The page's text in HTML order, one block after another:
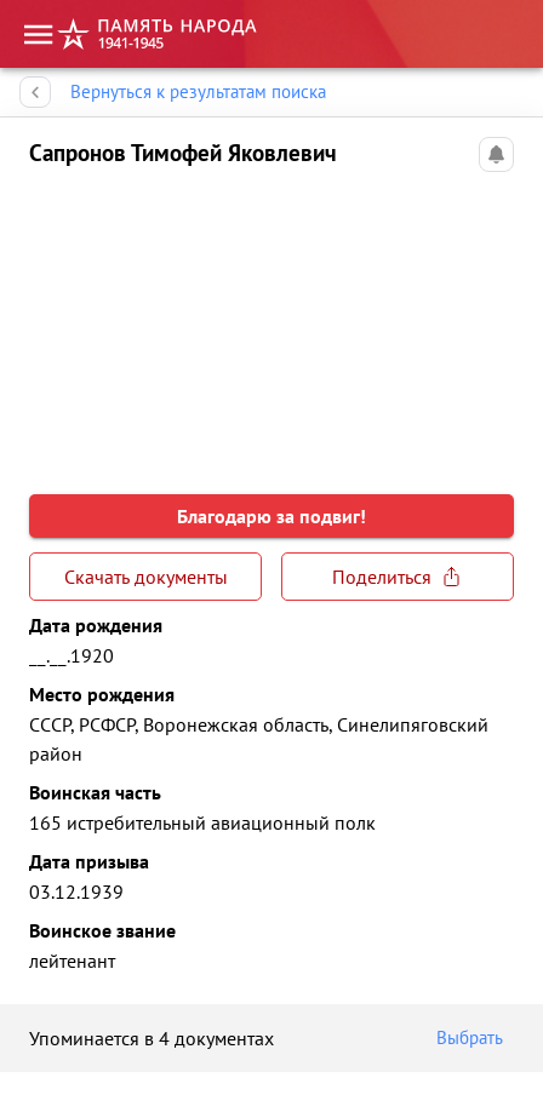
Вернуться к результатам поиска
Сапронов Тимофей Яковлевич
Благодарю за подвиг!
Скачать документы
Поделиться
Дата рождения
__.__.1920
Место рождения
СССР, РСФСР, Воронежская область, Синелипяговский
район
Воинская часть
165 истребительный авиационный полк
Дата призыва
03.12.1939
Воинское звание
лейтенант
Упоминается в 4 документах Выбрать
Память народа